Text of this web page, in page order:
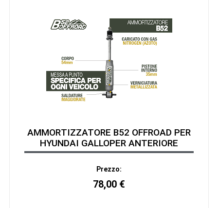
AMMORTIZZATORE B52 OFFROAD PER
HYUNDAI GALLOPER ANTERIORE
Prezzo:
78,00 €